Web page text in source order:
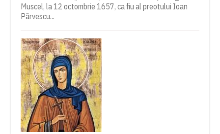
Muscel, la 12 octombrie 1657, ca fiu al preotului Ioan
Pârvescu...